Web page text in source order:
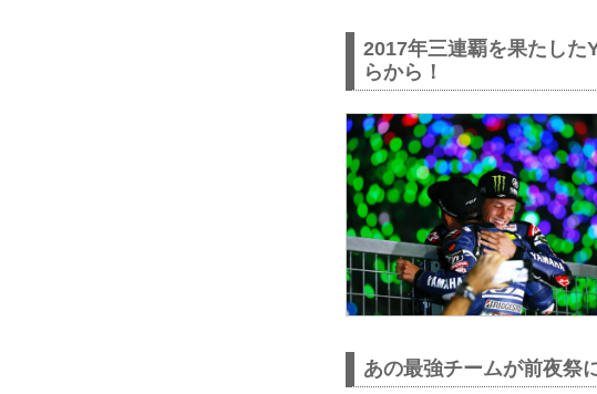
2017年三連覇を果たした
らから！
あの最強チームが前夜祭